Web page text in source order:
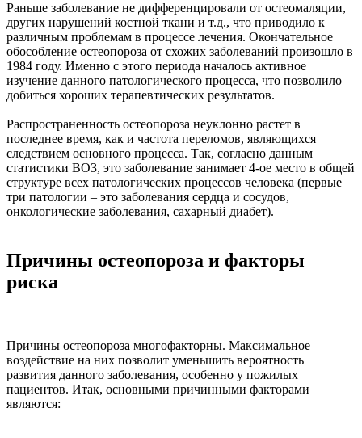
Раньше заболевание не дифференцировали от остеомаляции,
других нарушений костной ткани и т.д., что приводило к
различным проблемам в процессе лечения. Окончательное
обособление остеопороза от схожих заболеваний произошло в
1984 году. Именно с этого периода началось активное
изучение данного патологического процесса, что позволило
добиться хороших терапевтических результатов.
Распространенность остеопороза неуклонно растет в
последнее время, как и частота переломов, являющихся
следствием основного процесса. Так, согласно данным
статистики ВОЗ, это заболевание занимает 4-ое место в общей
структуре всех патологических процессов человека (первые
три патологии – это заболевания сердца и сосудов,
онкологические заболевания, сахарный диабет).
Причины остеопороза и факторы
риска
Причины остеопороза многофакторны. Максимальное
воздействие на них позволит уменьшить вероятность
развития данного заболевания, особенно у пожилых
пациентов. Итак, основными причинными факторами
являются: